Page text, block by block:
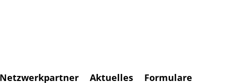
Netzwerkpartner Aktuelles
Formulare